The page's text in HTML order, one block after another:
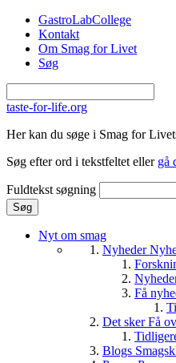
Gå til hovedindhold
GastroLabCollege
Kontakt
Om Smag for Livet
Søg
taste-for-life.org
Her kan du søge i Smag for
Søg efter ord i tekstfeltet eller gå
Fuldtekst søgning
Nyt om smag
Nyheder
Få
Det skerFå
Blogs